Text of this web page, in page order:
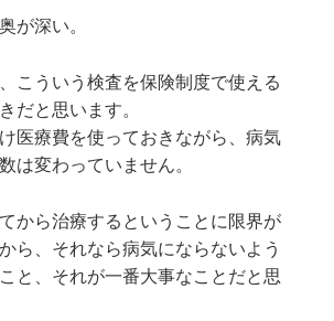
が深い。
こういう検査を保険制度で使える
だと思います。
医療費を使っておきながら、病気
は変わっていません。
から治療するということに限界が
ら、それなら病気にならないよう
と、それが一番大事なことだと思